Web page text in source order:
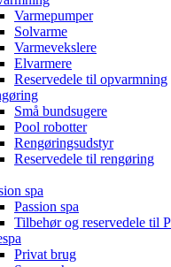
Varmepumper
Solvarme
Varmevekslere
Elvarmere
Reservedele til opvarmning
Små bundsugere
Pool robotter
Rengøringsudstyr
Reservedele til rengøring
spa
Passion spa
Tilbehør og reservedele til
Privat brug